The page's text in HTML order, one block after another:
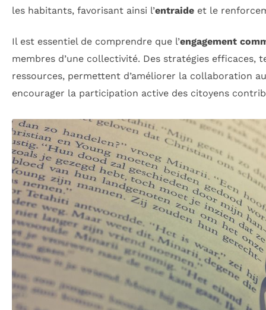
les habitants, favorisant ainsi l’entraide et le
Il est essentiel de comprendre que l’engagement
membres d’une collectivité. Des stratégies
ressources, permettent d’améliorer la collaboration
encourager la participation active des citoyens